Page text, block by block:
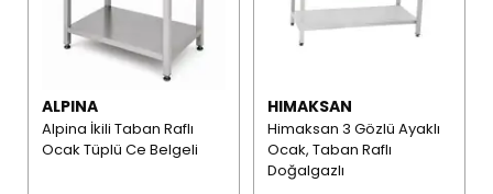
ALPINA
Alpina İkili Taban Raflı
Ocak Tüplü Ce Belgeli
HIMAKSAN
Himaksan 3 Gözlü Ayaklı
Ocak, Taban Raflı
Doğalgazlı